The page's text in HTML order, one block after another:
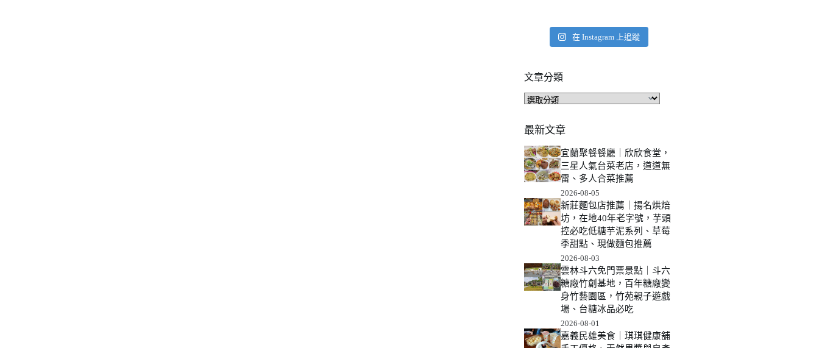
在 Instagram 上追蹤
文章分類
文
分
類
最新文章
宜蘭聚餐餐廳｜欣欣食堂，
三星人氣台菜老店，道道無
雷、多人合菜推薦
2026-08-05
新莊麵包店推薦｜揚名烘焙
坊，在地40年老字號，芋頭
控必吃低糖芋泥系列、草莓
季甜點、現做麵包推薦
2026-08-03
雲林斗六免門票景點｜斗六
糖廠竹創基地，百年糖廠變
身竹藝園區，竹苑親子遊戲
場、台糖冰品必吃
2026-08-01
嘉義民雄美食｜琪琪健康舖